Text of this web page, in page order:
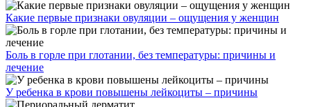
Какие первые признаки овуляции – ощущения у женщин
Боль в горле при глотании, без температуры: причины и
лечение
У ребенка в крови повышены лейкоциты – причины